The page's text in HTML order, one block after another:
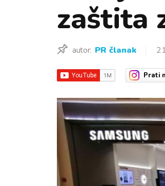
zaštita
autor: PR članak
Prati